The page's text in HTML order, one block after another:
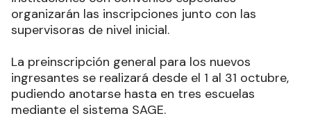
organizarán las inscripciones junto con las
supervisoras de nivel inicial.
La preinscripción general para los nuevos
ingresantes se realizará desde el 1 al 31 octubre,
pudiendo anotarse hasta en tres escuelas
mediante el sistema SAGE.